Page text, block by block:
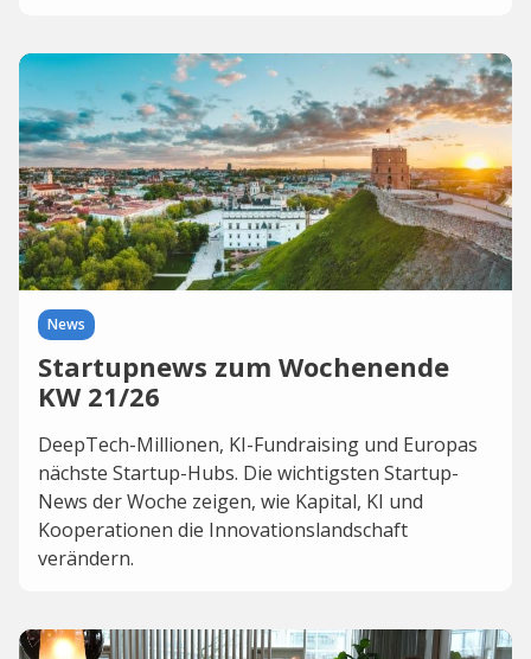
News
Startupnews zum Wochenende
KW 21/26
DeepTech-Millionen, KI-Fundraising und Europas
nächste Startup-Hubs. Die wichtigsten Startup-
News der Woche zeigen, wie Kapital, KI und
Kooperationen die Innovationslandschaft
verändern.